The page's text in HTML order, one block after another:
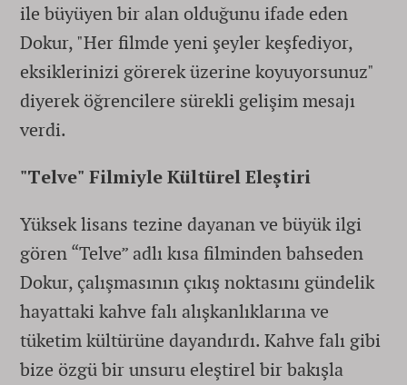
ile büyüyen bir alan olduğunu ifade eden
Dokur, "Her filmde yeni şeyler keşfediyor,
eksiklerinizi görerek üzerine koyuyorsunuz"
diyerek öğrencilere sürekli gelişim mesajı
verdi.
"Telve" Filmiyle Kültürel Eleştiri
Yüksek lisans tezine dayanan ve büyük ilgi
gören “Telve” adlı kısa filminden bahseden
Dokur, çalışmasının çıkış noktasını gündelik
hayattaki kahve falı alışkanlıklarına ve
tüketim kültürüne dayandırdı. Kahve falı gibi
bize özgü bir unsuru eleştirel bir bakışla